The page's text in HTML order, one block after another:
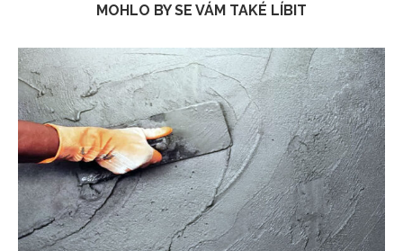
MOHLO BY SE VÁM TAKÉ LÍBIT